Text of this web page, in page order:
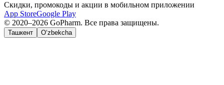
Скидки, промокоды и акции в мобильном приложении
App StoreGoogle Play
© 2020–2026 GoPharm. Все права защищены.
Ташкент O‘zbekcha